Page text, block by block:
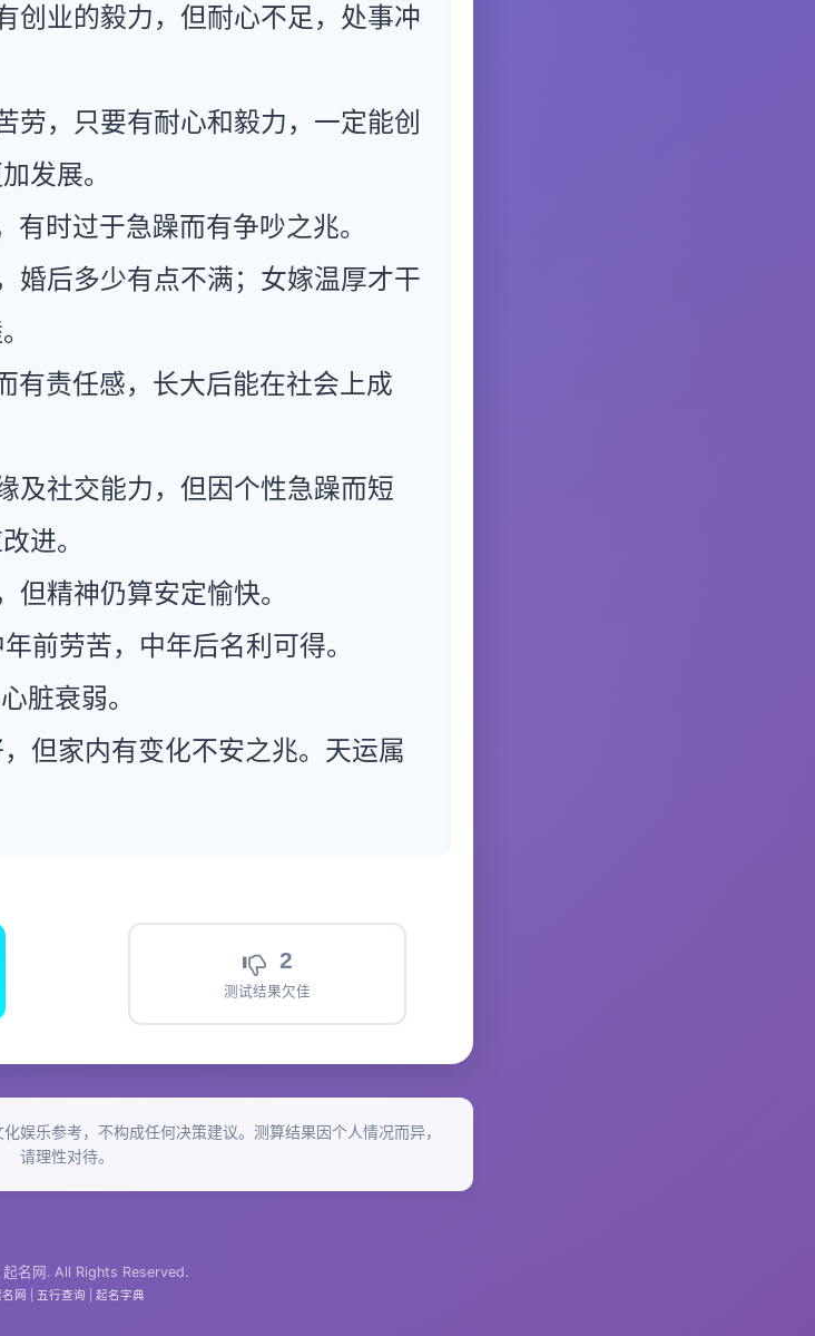
创业的毅力，但耐心不足，处事冲
劳，只要有耐心和毅力，一定能创
发展。
时过于急躁而有争吵之兆。
婚后多少有点不满；女嫁温厚才干
有责任感，长大后能在社会上成
及社交能力，但因个性急躁而短
进。
精神仍算安定愉快。
前劳苦，中年后名利可得。
脏衰弱。
但家内有变化不安之兆。天运属
2
测试结果欠佳
娱乐参考，不构成任何决策建议。测算结果因个人情况而异，
请理性对待。
名网. All Rights Reserved.
网 五行查询 起名字典